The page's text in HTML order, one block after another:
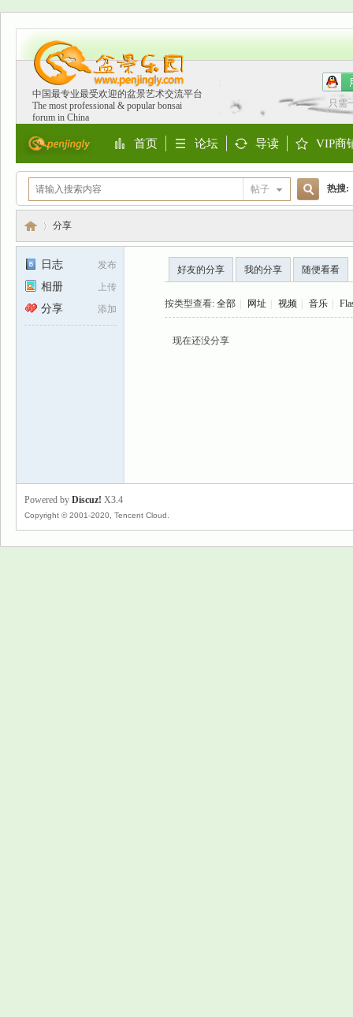
中国最专业最受欢迎的盆景艺术交流平台
The most professional & popular bonsai
forum in China
只需
首页 论坛 导读 VIP商
帖子
搜
索
热搜:
盆
分享
发布
日志
上传
相册
添加
分享
好友的分享 我的分享 随便看看
按类型查看: 全部 网址 视频 音乐
现在还没分享
Powered by Discuz! X3.4
Copyright © 2001-2020, Tencent Cloud.